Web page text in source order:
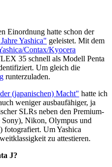
Einordnung hatte schon der
Yashica" geleistet. Mit dem
Contax/Kyocera
35 schnell als Modell Penta
Um gleich die
runterzuladen.
(japanischen) Macht" hatte ich
weniger ausbaufähiger, ja
SLRs neben den Premium-
Nikon, Olympus und
fotografiert. Um Yashica
zu attestieren.
J?